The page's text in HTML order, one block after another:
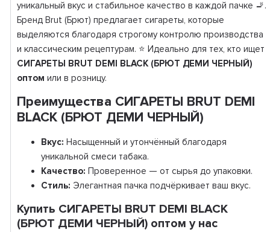
уникальный вкус и стабильное качество в каждой пачке 🚬.
Бренд Brut (Брют) предлагает сигареты, которые
выделяются благодаря строгому контролю производства
и классическим рецептурам. ⭐ Идеально для тех, кто ищет
СИГАРЕТЫ BRUT DEMI BLACK (БРЮТ ДЕМИ ЧЕРНЫЙ)
оптом или в розницу.
Преимущества СИГАРЕТЫ BRUT DEMI
BLACK (БРЮТ ДЕМИ ЧЕРНЫЙ)
Вкус: Насыщенный и утончённый благодаря
уникальной смеси табака.
Качество: Проверенное — от сырья до упаковки.
Стиль: Элегантная пачка подчёркивает ваш вкус.
Купить СИГАРЕТЫ BRUT DEMI BLACK
(БРЮТ ДЕМИ ЧЕРНЫЙ) оптом у нас